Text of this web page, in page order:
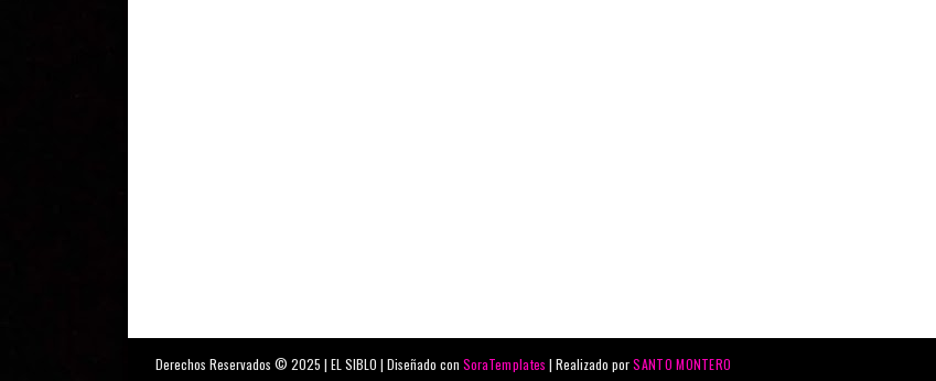
Derechos Reservados © 2025 | EL SIBLO | Diseñado con SoraTemplates | Realizado porSANTO MONTERO